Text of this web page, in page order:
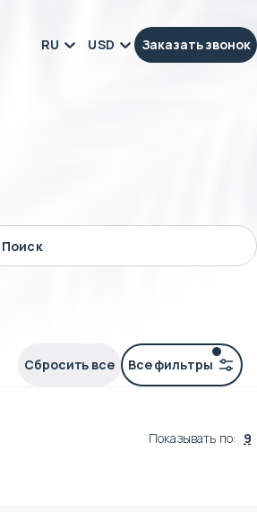
RU USD Заказать звонок
Сбросить все Все фильтры
Показывать по: 9